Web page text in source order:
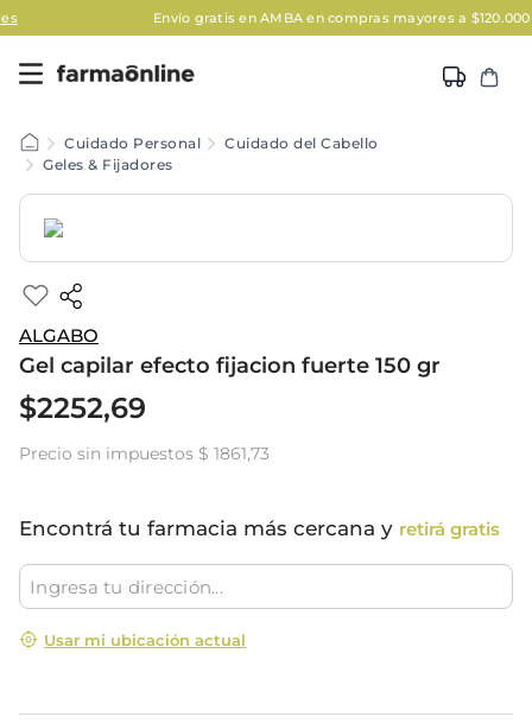
Envío gratis en AMBA en compras mayores a $120.000
Cuidado Personal
Cuidado del Cabello
Geles & Fijadores
ALGABO
Gel capilar efecto fijacion fuerte 150 gr
$2252,69
Precio sin impuestos $ 1861,73
Encontrá tu farmacia más cercana y retirá gratis
Usar mi ubicación actual